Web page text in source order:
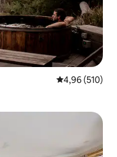
Évaluation
4,96 (510)
appréciés